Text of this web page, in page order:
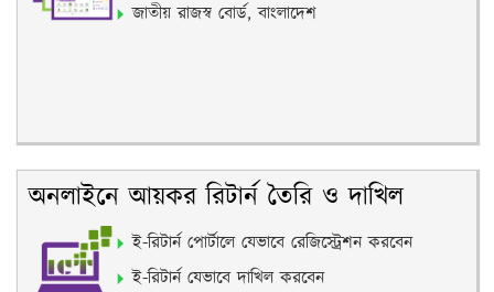
জাতীয় রাজস্ব বোর্ড, বাংলাদেশ
অনলাইনে আয়কর রিটার্ন তৈরি ও দাখিল
ই-রিটার্ন পোর্টালে যেভাবে রেজিস্ট্রেশন করবেন
ই-রিটার্ন যেভাবে দাখিল করবেন